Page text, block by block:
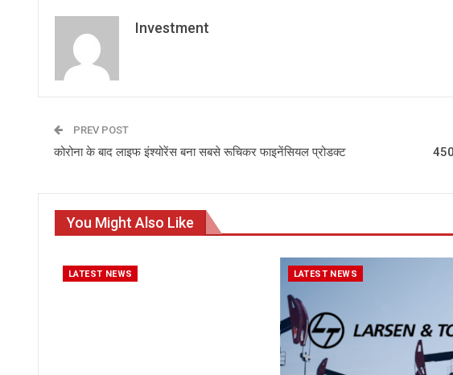
Investment
PREV POST
कोरोना के बाद लाइफ इंश्‍योरेंस बना सबसे रूचिकर फाइनेंसियल प्रोडक्‍ट
You Might Also Like
LATEST NEWS LATEST NEWS